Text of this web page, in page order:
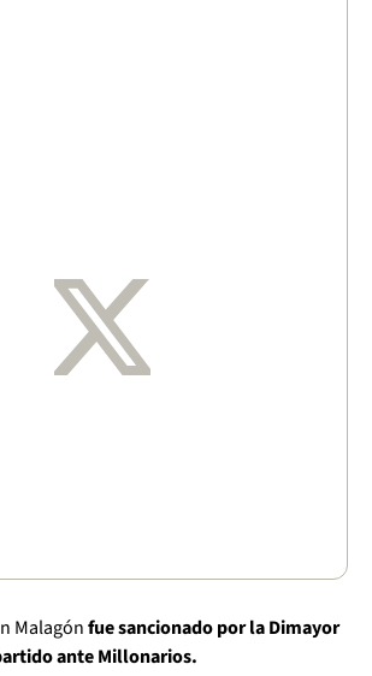
Malagónfue sancionado por la Dimayor
ante Millonarios.